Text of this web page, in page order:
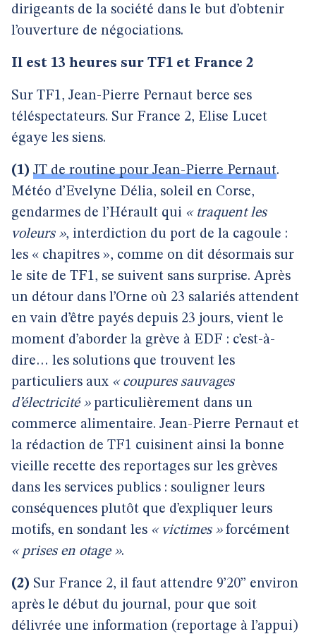
dirigeants de la société dans le but d’obtenir
l’ouverture de négociations.
Il est 13 heures sur TF1 et France 2
Sur TF1, Jean-Pierre Pernaut berce ses
téléspectateurs. Sur France 2, Elise Lucet
égaye les siens.
(1) JT de routine pour Jean-Pierre Pernaut.
Météo d’Evelyne Délia, soleil en Corse,
gendarmes de l’Hérault qui « traquent les
voleurs », interdiction du port de la cagoule :
les « chapitres », comme on dit désormais sur
le site de TF1, se suivent sans surprise. Après
un détour dans l’Orne où 23 salariés attendent
en vain d’être payés depuis 23 jours, vient le
moment d’aborder la grève à EDF : c’est-à-
dire… les solutions que trouvent les
particuliers aux « coupures sauvages
d’électricité »particulièrement dans un
commerce alimentaire. Jean-Pierre Pernaut et
la rédaction de TF1 cuisinent ainsi la bonne
vieille recette des reportages sur les grèves
dans les services publics : souligner leurs
conséquences plutôt que d’expliquer leurs
motifs, en sondant les « victimes »forcément
« prises en otage ».
(2) Sur France 2, il faut attendre 9’20’’ environ
après le début du journal, pour que soit
délivrée une information (reportage à l’appui)